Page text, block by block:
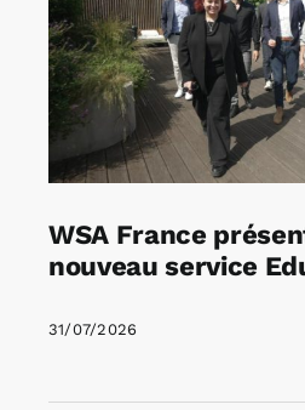
WSA France
nouveau service
31/07/2026